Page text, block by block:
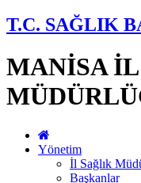
T.C. SAĞLIK
MANİSA
Yönetim
İl Sağlık
Başkanlar